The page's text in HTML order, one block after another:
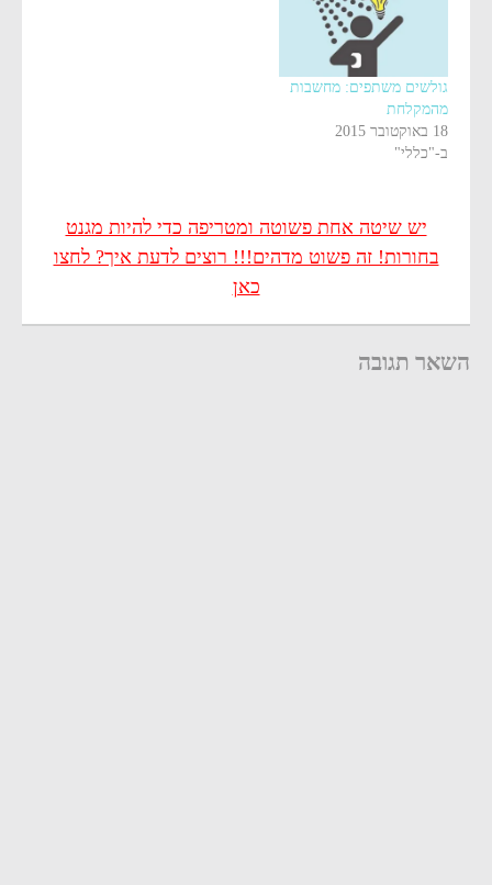
גולשים משתפים: מחשבות
מהמקלחת
18 באוקטובר 2015
ב-"כללי"
יש שיטה אחת פשוטה ומטריפה כדי להיות מגנט
בחורות! זה פשוט מדהים!!! רוצים לדעת איך? לחצו
כאן
השאר תגובה